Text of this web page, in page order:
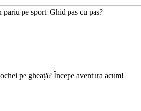
pe sport: Ghid pas cu pas?
pe gheață? Începe aventura acum!